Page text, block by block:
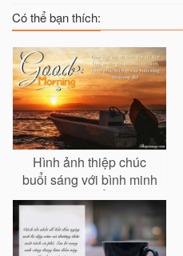
Có thể bạn thích:
Hình ảnh thiệp chúc
buổi sáng với bình minh
trên biển